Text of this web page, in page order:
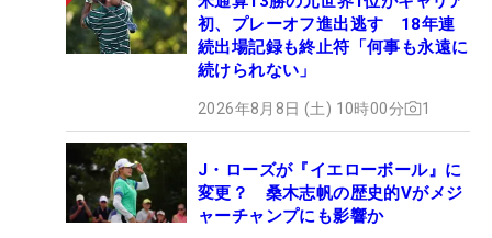
初、プレーオフ進出逃す 18年連
続出場記録も終止符「何事も永遠に
続けられない」
2026年8月8日 (土) 10時00分 1
J・ローズが『イエローボール』に
変更？ 桑木志帆の歴史的Vがメジ
ャーチャンプにも影響か